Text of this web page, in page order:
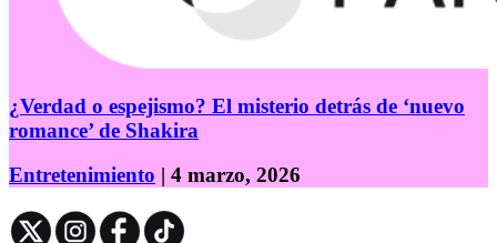
¿Verdad o espejismo? El misterio detrás de ‘nuevo
romance’ de Shakira
Entretenimiento | 4 marzo, 2026